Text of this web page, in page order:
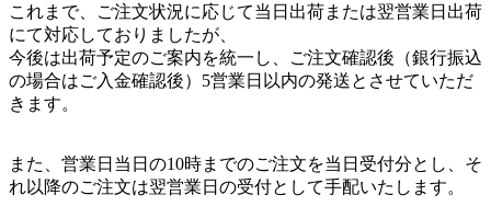
これまで、ご注文状況に応じて当日出荷または翌営業日出荷
にて対応しておりましたが、
今後は出荷予定のご案内を統一し、ご注文確認後（銀行振込
の場合はご入金確認後）5営業日以内の発送とさせていただ
きます。
また、営業日当日の10時までのご注文を当日受付分とし、そ
れ以降のご注文は翌営業日の受付として手配いたします。